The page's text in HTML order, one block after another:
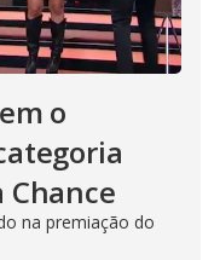
o
na premiação do